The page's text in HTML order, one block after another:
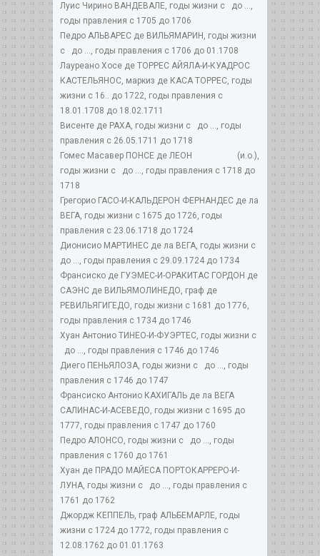
Луис Чирино ВАНДЕВАЛЕ, годы жизни с до ...,
годы правления с 1705 до 1706
Педро АЛЬВАРЕС де ВИЛЬЯМАРИН, годы жизни
с до ..., годы правления с 1706 до 01.1708
Лауреано Хосе де ТОРРЕС АЙЯЛА-И-КУАДРОС
КАСТЕЛЬЯНОС, маркиз де КАСА ТОРРЕС, годы
жизни с 16.. до 1722, годы правления с
18.01.1708 до 18.02.1711
Висенте де РАХА, годы жизни с до ..., годы
правления с 26.05.1711 до 1718
Гомес Масавер ПОНСЕ де ЛЕОН (и.о.),
годы жизни с до ..., годы правления с 1718 до
1718
Грегорио ГАСО-И-КАЛЬДЕРОН ФЕРНАНДЕС де ла
ВЕГА, годы жизни с 1675 до 1726, годы
правления с 23.06.1718 до 1724
Дионисио МАРТИНЕС де ла ВЕГА, годы жизни с
до ..., годы правления с 29.09.1724 до 1734
Франсиско де ГУЭМЕС-И-ОРАКИТАС ГОРДОН де
САЭНС де ВИЛЬЯМОЛИНЕДО, граф де
РЕВИЛЬЯГИГЕДО, годы жизни с 1681 до 1776,
годы правления с 1734 до 1746
Хуан Антонио ТИНЕО-И-ФУЭРТЕС, годы жизни с
до ..., годы правления с 1746 до 1746
Диего ПЕНЬЯЛОЗА, годы жизни с до ..., годы
правления с 1746 до 1747
Франсиско Антонио КАХИГАЛЬ де ла ВЕГА
САЛИНАС-И-АСЕВЕДО, годы жизни с 1695 до
1777, годы правления с 1747 до 1760
Педро АЛОНСО, годы жизни с до ..., годы
правления с 1760 до 1761
Хуан де ПРАДО МАЙЕСА ПОРТОКАРРЕРО-И-
ЛУНА, годы жизни с до ..., годы правления с
1761 до 1762
Джордж КЕППЕЛЬ, граф АЛЬБЕМАРЛЕ, годы
жизни с 1724 до 1772, годы правления с
12.08.1762 до 01.01.1763